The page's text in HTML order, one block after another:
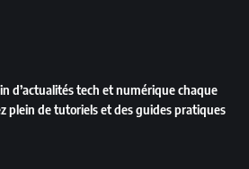
d’actualités tech et numérique chaque
plein de tutoriels et des guides pratiques